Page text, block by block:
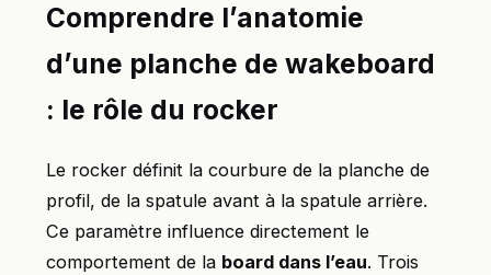
Comprendre l’anatomie
d’une planche de wakeboard
: le rôle du rocker
Le rocker définit la courbure de la planche de
profil, de la spatule avant à la spatule arrière.
Ce paramètre influence directement le
comportement de la board dans l’eau. Trois